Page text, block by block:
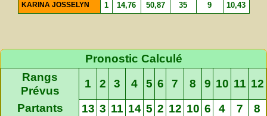
KARINA JOSSELYN 1 14,76 50,87 35 9 10,43
Pronostic Calculé
Rangs
Prévus
1 2 3 4 5 6 7 8 9 10 11 12
Partants
13 3 11 14 5 2 12 10 6 4 7
8